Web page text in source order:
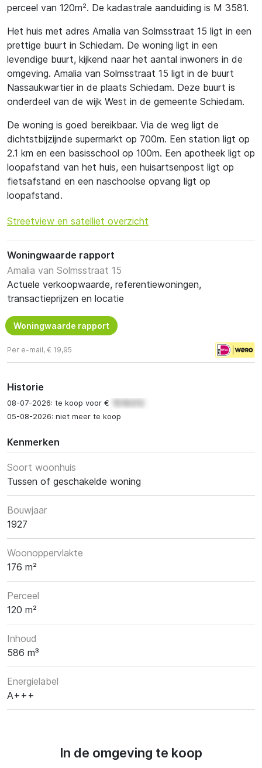
perceel van 120m². De kadastrale aanduiding is M 3581.
Het huis met adres Amalia van Solmsstraat 15 ligt in een
prettige buurt in Schiedam. De woning ligt in een
levendige buurt, kijkend naar het aantal inwoners in de
omgeving. Amalia van Solmsstraat 15 ligt in de buurt
Nassaukwartier in de plaats Schiedam. Deze buurt is
onderdeel van de wijk West in de gemeente Schiedam.
De woning is goed bereikbaar. Via de weg ligt de
dichtstbijzijnde supermarkt op 700m. Een station ligt op
2.1 km en een basisschool op 100m. Een apotheek ligt op
loopafstand van het huis, een huisartsenpost ligt op
fietsafstand en een naschoolse opvang ligt op
loopafstand.
Streetview en satelliet overzicht
Woningwaarde rapport
Amalia van Solmsstraat 15
Actuele verkoopwaarde, referentiewoningen,
transactieprijzen en locatie
Woningwaarde rapport
Per e-mail, € 19,95
Historie
08-07-2026: te koop voor €
05-08-2026: niet meer te koop
Kenmerken
Soort woonhuis
Tussen of geschakelde woning
Bouwjaar
1927
Woonoppervlakte
176 m²
Perceel
120 m²
Inhoud
586 m³
Energielabel
A+++
In de omgeving te koop